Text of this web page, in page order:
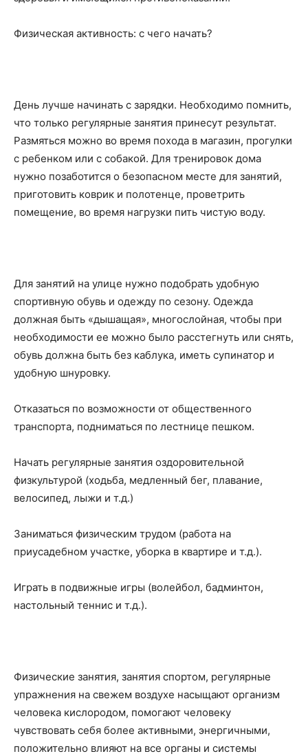
Физическая активность: с чего начать?
День лучше начинать с зарядки. Необходимо помнить,
что только регулярные занятия принесут результат.
Размяться можно во время похода в магазин, прогулки
с ребенком или с собакой. Для тренировок дома
нужно позаботится о безопасном месте для занятий,
приготовить коврик и полотенце, проветрить
помещение, во время нагрузки пить чистую воду.
Для занятий на улице нужно подобрать удобную
спортивную обувь и одежду по сезону. Одежда
должная быть «дышащая», многослойная, чтобы при
необходимости ее можно было расстегнуть или снять,
обувь должна быть без каблука, иметь супинатор и
удобную шнуровку.
Отказаться по возможности от общественного
транспорта, подниматься по лестнице пешком.
Начать регулярные занятия оздоровительной
физкультурой (ходьба, медленный бег, плавание,
велосипед, лыжи и т.д.)
Заниматься физическим трудом (работа на
приусадебном участке, уборка в квартире и т.д.).
Играть в подвижные игры (волейбол, бадминтон,
настольный теннис и т.д.).
Физические занятия, занятия спортом, регулярные
упражнения на свежем воздухе насыщают организм
человека кислородом, помогают человеку
чувствовать себя более активными, энергичными,
положительно влияют на все органы и системы